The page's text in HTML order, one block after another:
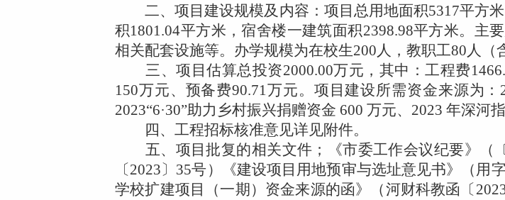
二、项目建设规模及内容：项目总用地面积5317平方
积1801.04平方米，宿舍楼一建筑面积2398.98平方米。主
相关配套设施等。办学规模为在校生200人，教职工80人（
三、项目估算总投资2000.00万元，其中：工程费
150万元、预备费90.71万元。项目建设所需资金来源为：
2023“6·30”助力乡村振兴捐赠资金 600 万元、 2023 年深河
四、工程招标核准意见详见附件。
五、项目批复的相关文件；《市委工作会议纪要》（
〔2023〕 35号）《建设项目用地预审与选址意见书》（用
学校扩建项目（一期）资金来源的函》（河财科教函〔